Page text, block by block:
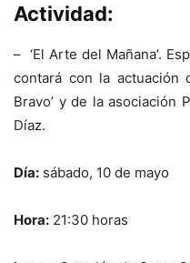
Actividad:
– ‘El Arte del Mañana’.
contará con la actuación
Bravo’ y de la asociación
Díaz.
Día: sábado, 10 de mayo
Hora: 21:30 horas